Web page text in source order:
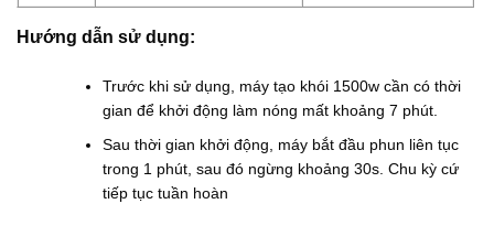
Hướng dẫn sử dụng:
Trước khi sử dụng, máy tạo khói 1500w cần có thời
gian để khởi động làm nóng mất khoảng 7 phút.
Sau thời gian khởi động, máy bắt đầu phun liên tục
trong 1 phút, sau đó ngừng khoảng 30s. Chu kỳ cứ
tiếp tục tuần hoàn